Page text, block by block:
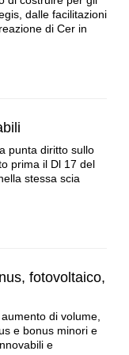
dalle facilitazioni
di Cer in
punta diritto sullo
prima il Dl 17 del
stessa scia
fotovoltaico,
di volume,
e bonus minori e
e